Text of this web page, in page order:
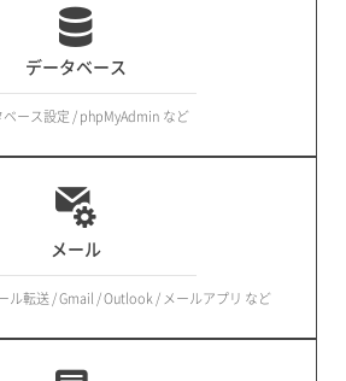
データベース
ベース設定 / phpMyAdmin など
メール
ル転送 / Gmail / Outlook / メールアプリ など